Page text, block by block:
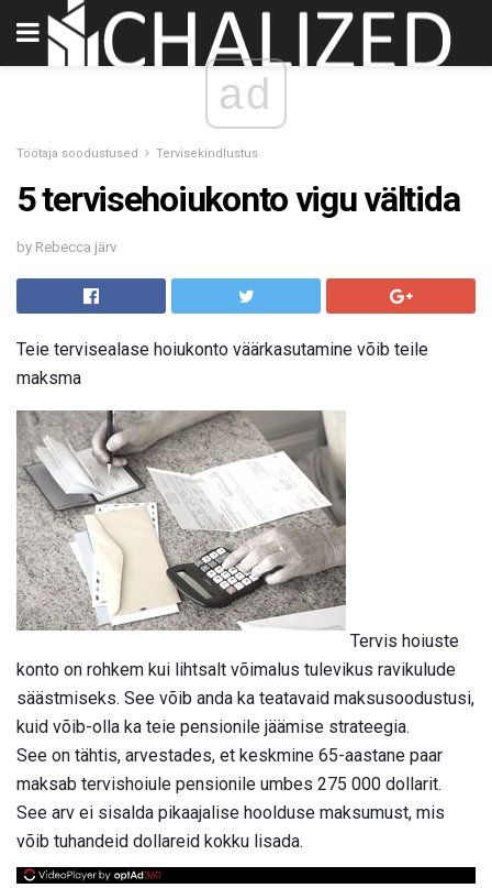
ad
Töötaja soodustused Tervisekindlustus
5 tervisehoiukonto vigu vältida
by Rebecca järv
Teie tervisealase hoiukonto väärkasutamine võib teile
maksma
Tervis hoiuste
konto on rohkem kui lihtsalt võimalus tulevikus ravikulude
säästmiseks. See võib anda ka teatavaid maksusoodustusi,
kuid võib-olla ka teie pensionile jäämise strateegia.
See on tähtis, arvestades, et keskmine 65-aastane paar
maksab tervishoiule pensionile umbes 275 000 dollarit.
See arv ei sisalda pikaajalise hoolduse maksumust, mis
võib tuhandeid dollareid kokku lisada.